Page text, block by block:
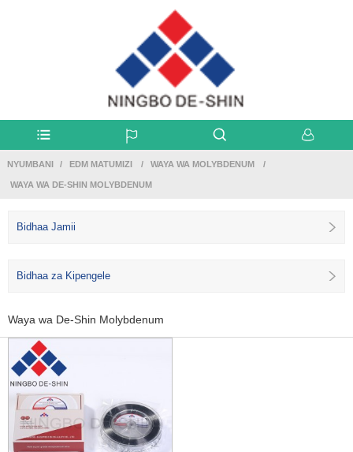
NYUMBANI EDM MATUMIZI WAYA WA MOLYBDENUM
WAYA WA DE-SHIN MOLYBDENUM
Bidhaa Jamii
Bidhaa za Kipengele
Waya wa De-Shin Molybdenum